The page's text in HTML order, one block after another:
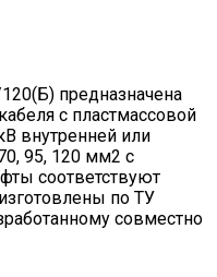
предназначена
с пластмассовой
внутренней или
95, 120 мм2 с
соответствуют
по ТУ
совместно